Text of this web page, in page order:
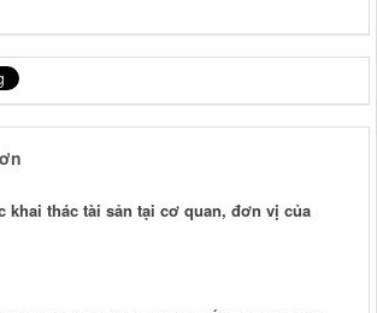
khai thác tài sản tại cơ quan, đơn vị của